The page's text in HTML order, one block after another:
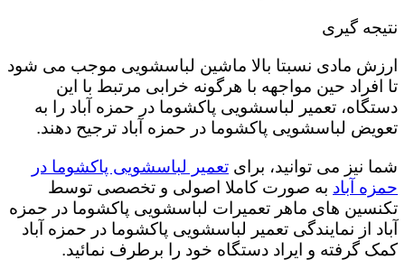
نتیجه گیری
ارزش مادی نسبتا بالا ماشین لباسشویی موجب می شود
تا افراد حین مواجهه با هرگونه خرابی مرتبط با این
دستگاه، تعمیر لباسشویی پاکشوما در حمزه آباد را به
تعویض لباسشویی پاکشوما در حمزه آباد ترجیح دهند.
شما نیز می توانید، برای تعمیر لباسشویی پاکشوما در
حمزه آباد به صورت کاملا اصولی و تخصصی توسط
تکنسین های ماهر تعمیرات لباسشویی پاکشوما در حمزه
آباد از نمایندگی تعمیر لباسشویی پاکشوما در حمزه آباد
کمک گرفته و ایراد دستگاه خود را برطرف نمائید.